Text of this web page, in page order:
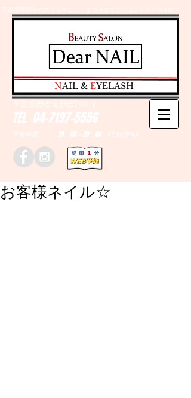
千葉県野田市のネイルサロン、まつげエクステはＤｅａｒＮAILへ
TEL 04-7197-5556
営業時間 10：00～20：00 (予約優先)
千葉県野田市野田790-1
​NAIL & EYELASH
お客様ネイル☆